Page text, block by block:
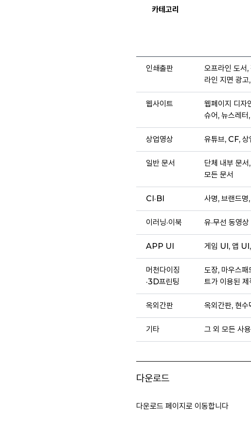
카테고리
인쇄출판
오프라인 도서,
라인 지면 광
웹사이트
웹페이지 디자
슈어, 뉴스레터
상업영상 유튜브, CF, 상
일반 문서
단체 내부 문
모든 문서
CI·BI 사명, 브랜드명
이러닝·이북 유·무선 동영
APP UI 게임 UI, 앱
머천다이징
·3D프린팅
도장, 마우스
트가 이용된
옥외간판 옥외간판, 현수
기타 그 외 모든 사
다운로드
다운로드 페이지로 이동합니다